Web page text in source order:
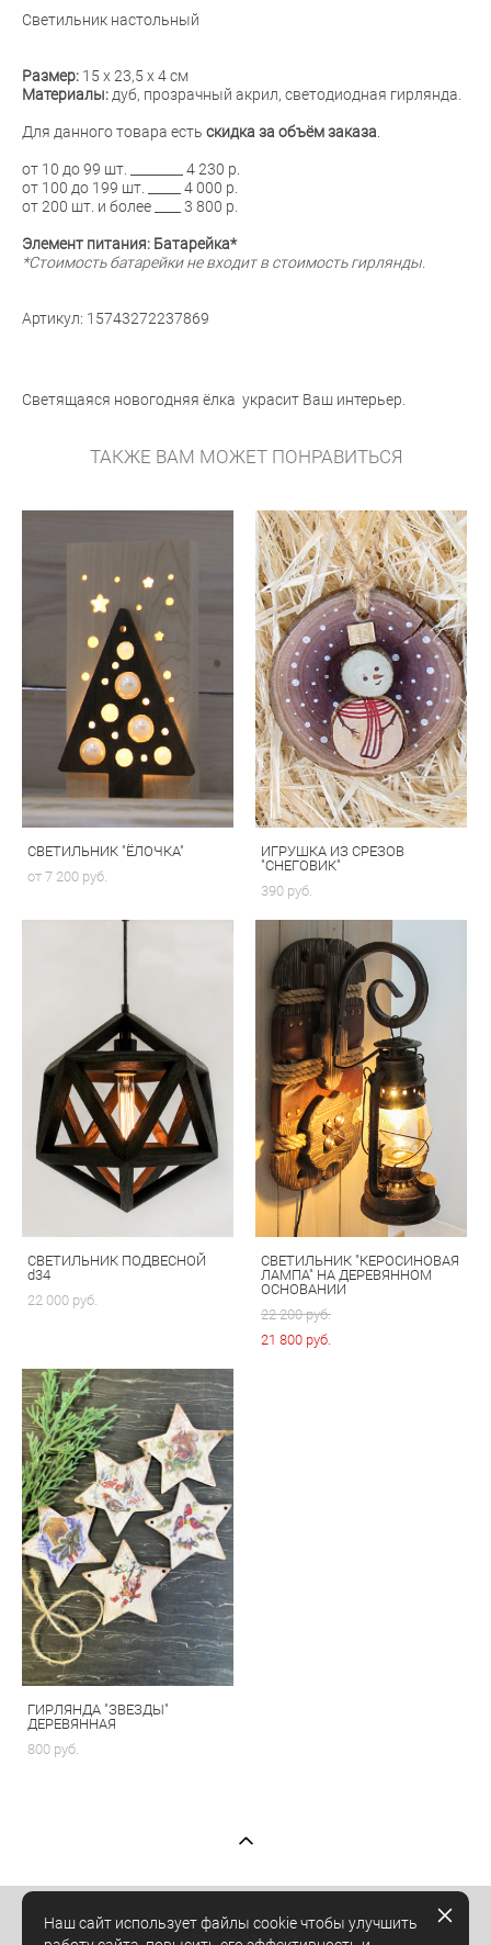
Светильник настольный
Размер: 15 х 23,5 х 4 см
Материалы:дуб, прозрачный акрил, светодиодная гирлянда.
Для данного товара есть скидка за объём заказа.
от 10 до 99 шт. ________ 4 230 р.
от 100 до 199 шт. _____ 4 000 р.
от 200 шт. и более ____ 3 800 р.
Элемент питания: Батарейка*
*Стоимость батарейки не входит в стоимость гирлянды.
Артикул: 15743272237869
Светящаяся новогодняя ёлка украсит Ваш интерьер.
ТАКЖЕ ВАМ МОЖЕТ ПОНРАВИТЬСЯ
СВЕТИЛЬНИК "ЁЛОЧКА"
от 7 200 pуб.
ИГРУШКА ИЗ СРЕЗОВ
"СНЕГОВИК"
390 pуб.
СВЕТИЛЬНИК ПОДВЕСНОЙ
d34
22 000 pуб.
СВЕТИЛЬНИК "КЕРОСИНОВАЯ
ЛАМПА" НА ДЕРЕВЯННОМ
ОСНОВАНИИ
22 200 pуб.
21 800 pуб.
ГИРЛЯНДА "ЗВЕЗДЫ"
ДЕРЕВЯННАЯ
800 pуб.
© Studio ATRI 2025
Наш сайт использует файлы cookie чтобы улучшить